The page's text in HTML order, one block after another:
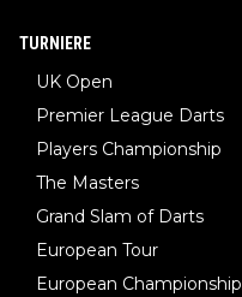
TURNIERE
UK Open
Premier League Darts
Players Championship
The Masters
Grand Slam of Darts
European Tour
European Championship